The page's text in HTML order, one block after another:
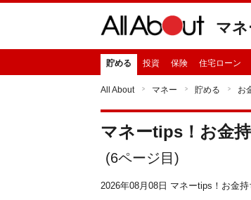
マネ
貯める 投資 保険 住宅ローン
All About マネー 貯める お
マネーtips！お金
(6ページ目)
2026年08月08日 マネーtips！お金